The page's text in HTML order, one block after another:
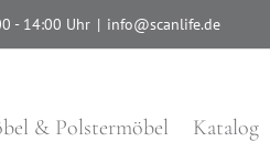
- 14:00 Uhr | info@scanlife.de
& Polstermöbel Katalog